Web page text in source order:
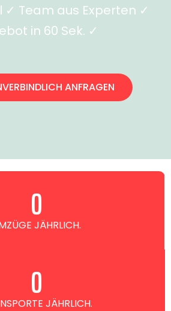
✓ Team aus Experten ✓
in 60 Sek. ✓
ANFRAGEN
JÄHRLICH.
0
JÄHRLICH.
0